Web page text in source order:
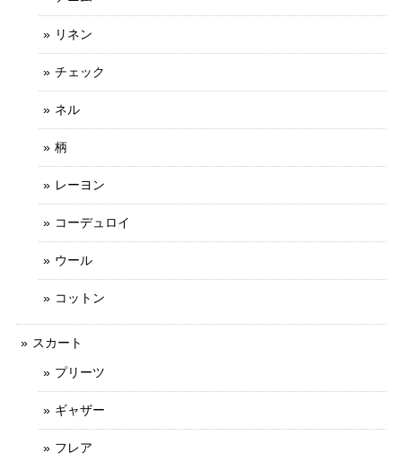
リネン
チェック
ネル
柄
レーヨン
コーデュロイ
ウール
コットン
スカート
プリーツ
ギャザー
フレア